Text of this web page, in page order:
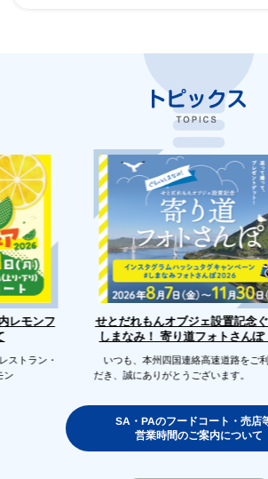
レモンフ
ストラン・
ン
せとだれもんオブジェ設置記念
しまなみ！ 寄り道フォトさん
いつも、本州四国連絡高速道路をご
だき、誠にありがとうございます。
SA・PAのフードコート・売店
営業時間のご案内について